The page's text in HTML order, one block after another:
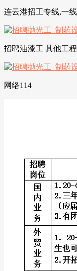
连云港招工专线,一
招聘油漆工 其他工
网络114